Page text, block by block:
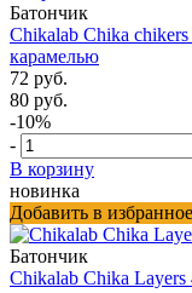
Батончик
Chikalab Chika
карамелью
72 руб.
80 руб.
-10%
-
В корзину
новинка
Добавить в избранное
Батончик
Chikalab Chika